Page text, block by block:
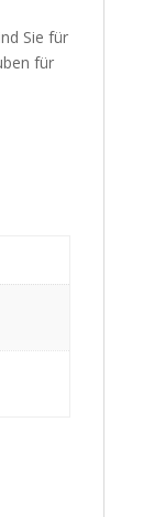
Sie für
für